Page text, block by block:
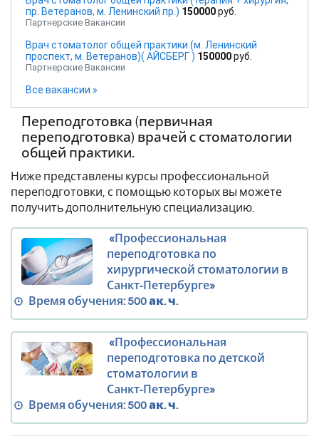
пр. Ветеранов, м. Ленинский пр.) 150000руб.
Партнерские Вакансии
Врач стоматолог общей практики (м. Ленинский
проспект, м. Ветеранов)( АЙСБЕРГ ) 150000руб.
Партнерские Вакансии
Все вакансии »
Переподготовка (первичная
переподготовка) врачей с стоматологии
общей практики.
Ниже представлены курсы профессиональной
переподготовки, с помощью которых вы можете
получить дополнительную специализацию.
«Профессиональная
переподготовка по
хирургической стоматологии в
Санкт‑Петербурге»
Время обучения:500 ак. ч.
«Профессиональная
переподготовка по детской
стоматологии в
Санкт‑Петербурге»
Время обучения:500 ак. ч.